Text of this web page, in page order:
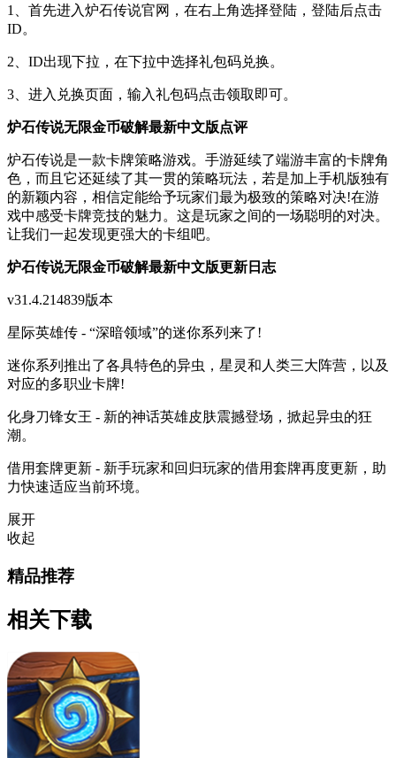
1、首先进入炉石传说官网，在右上角选择登陆，登陆后点击
ID。
2、ID出现下拉，在下拉中选择礼包码兑换。
3、进入兑换页面，输入礼包码点击领取即可。
炉石传说无限金币破解最新中文版点评
炉石传说是一款卡牌策略游戏。手游延续了端游丰富的卡牌角
色，而且它还延续了其一贯的策略玩法，若是加上手机版独有
的新颖内容，相信定能给予玩家们最为极致的策略对决!在游
戏中感受卡牌竞技的魅力。这是玩家之间的一场聪明的对决。
让我们一起发现更强大的卡组吧。
炉石传说无限金币破解最新中文版更新日志
v31.4.214839版本
星际英雄传 - “深暗领域”的迷你系列来了!
迷你系列推出了各具特色的异虫，星灵和人类三大阵营，以及
对应的多职业卡牌!
化身刀锋女王 - 新的神话英雄皮肤震撼登场，掀起异虫的狂
潮。
借用套牌更新 - 新手玩家和回归玩家的借用套牌再度更新，助
力快速适应当前环境。
展开
收起
精品推荐
相关下载